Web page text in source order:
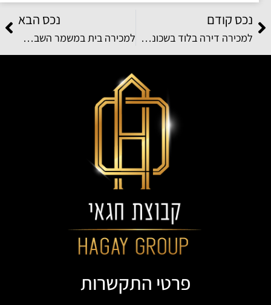
נכס קודם
למכירה דירה בלוד בשכונת רסקו ברחוב נתן שוורץ
נכס הבא
למכירה בית במשמר השבעה ברחוב יצחק קורדובה
פרטי התקשרות